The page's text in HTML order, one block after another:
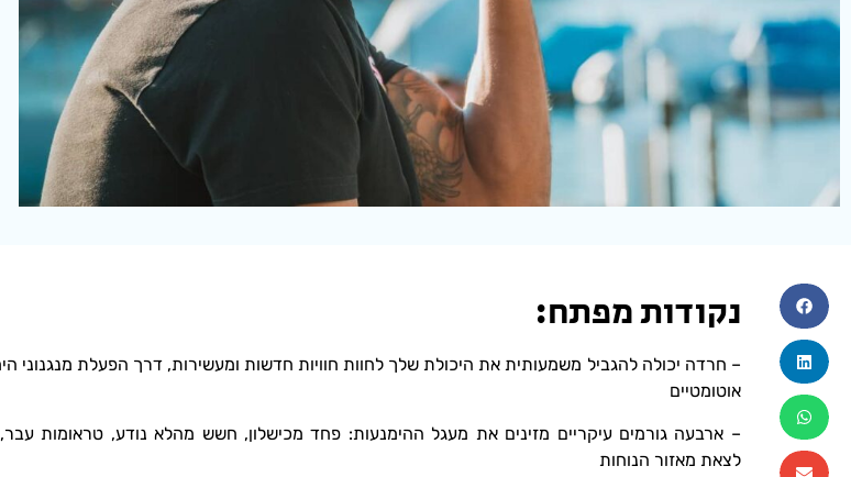
נקודות מפתח:
– חרדה יכולה להגביל משמעותית את היכולת שלך לחוות חוויות חדשות ומעשירות, דרך הפעלת מנגנוני
אוטומטיים
– ארבעה גורמים עיקריים מזינים את מעגל ההימנעות: פחד מכישלון, חשש מהלא נודע, טראומות עבר,
לצאת מאזור הנוחות